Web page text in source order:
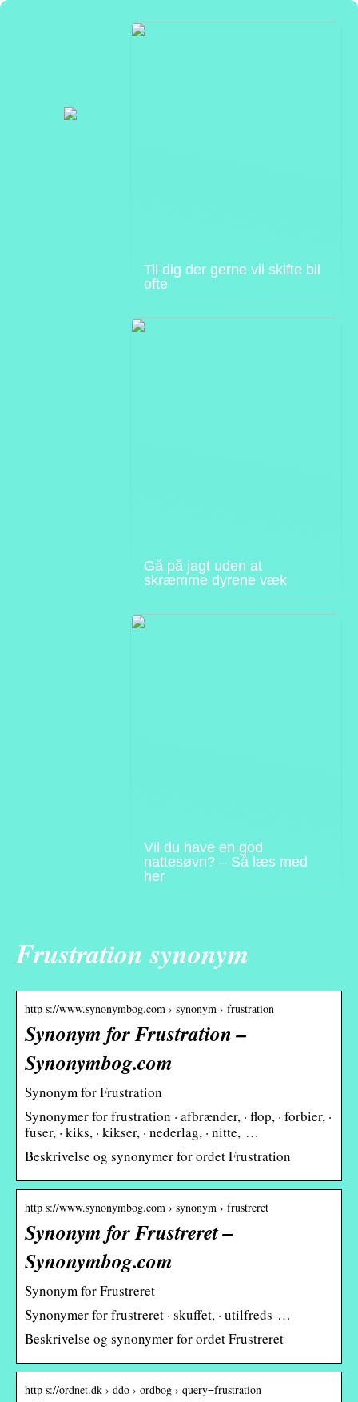
Til dig der gerne vil skifte bil
ofte
Gå på jagt uden at
skræmme dyrene væk
Vil du have en god
nattesøvn? – Så læs med
her
Frustration synonym
http s://www.synonymbog.com › synonym › frustration
Synonym for Frustration –
Synonymbog.com
Synonym for Frustration
Synonymer for frustration · afbrænder, · flop, · forbier, ·
fuser, · kiks, · kikser, · nederlag, · nitte, …
Beskrivelse og synonymer for ordet Frustration
http s://www.synonymbog.com › synonym › frustreret
Synonym for Frustreret –
Synonymbog.com
Synonym for Frustreret
Synonymer for frustreret · skuffet, · utilfreds …
Beskrivelse og synonymer for ordet Frustreret
http s://ordnet.dk › ddo › ordbog › query=frustration